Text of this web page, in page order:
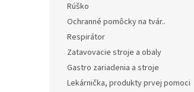
Rúško
Ochranné pomôcky na tvár..
Respirátor
Zatavovacie stroje a obaly
Gastro zariadenia a stroje
Lekárnička, produkty prvej pomoci